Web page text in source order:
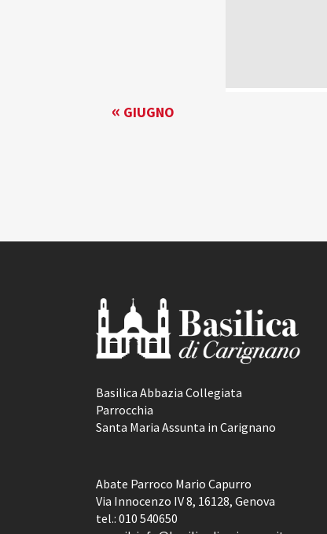
NAVIGAZIONE
« GIUGNO
Basilica Abbazia Collegiata
Parrocchia
Santa Maria Assunta in Carignano
Abate Parroco Mario Capurro
Via Innocenzo IV 8, 16128, Genova
tel.: 010 540650